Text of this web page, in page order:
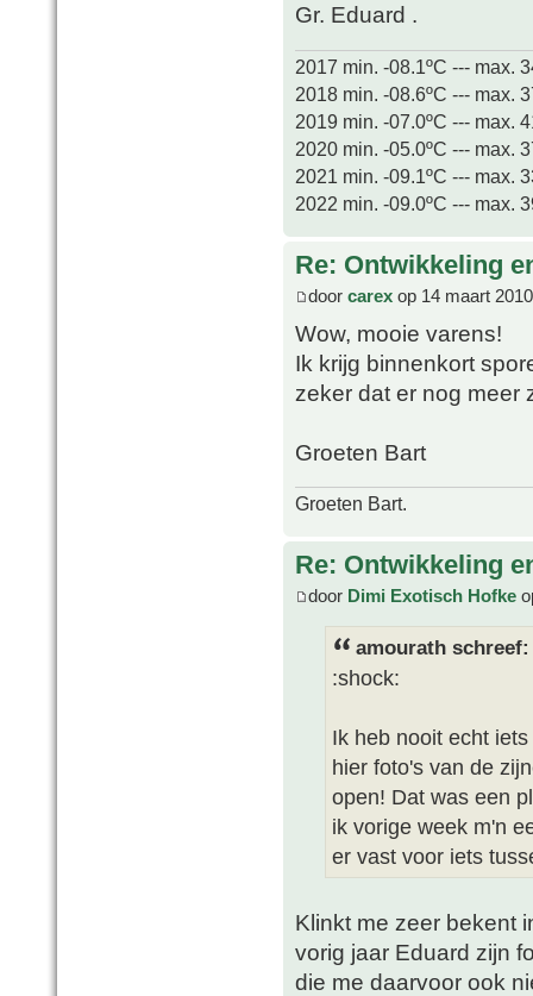
Gr. Eduard .
2017 min. -08.1ºC --- max.
2018 min. -08.6ºC --- max.
2019 min. -07.0ºC --- max.
2020 min. -05.0ºC --- max.
2021 min. -09.1ºC --- max.
2022 min. -09.0ºC --- max.
Re: Ontwikkeling
door carex op 14 maart
Wow, mooie varens!
Ik krijg binnenkort
zeker dat er nog meer
Groeten Bart
Groeten Bart.
Re: Ontwikkeling
door Dimi Exotisch Hofke
amourath schreef:
:shock:
Ik heb nooit echt
hier foto's van de
open! Dat was een
ik vorige week m'n
er vast voor iets
Klinkt me zeer bekent
vorig jaar Eduard zijn
die me daarvoor ook